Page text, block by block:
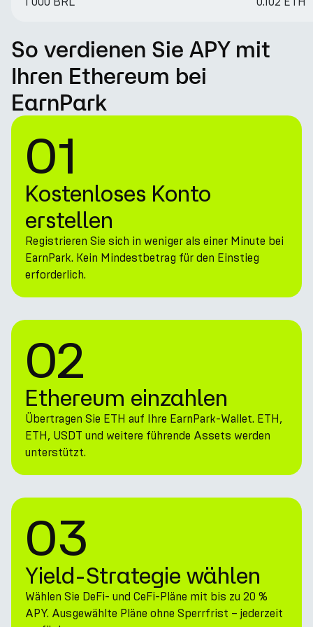
So verdienen Sie APY mit
Ihren Ethereum bei
EarnPark
01
Kostenloses Konto
erstellen
Registrieren Sie sich in weniger als einer Minute bei
EarnPark. Kein Mindestbetrag für den Einstieg
erforderlich.
02
Ethereum einzahlen
Übertragen Sie ETH auf Ihre EarnPark-Wallet. ETH,
ETH, USDT und weitere führende Assets werden
unterstützt.
03
Yield-Strategie wählen
Wählen Sie DeFi- und CeFi-Pläne mit bis zu 20 %
APY. Ausgewählte Pläne ohne Sperrfrist – jederzeit